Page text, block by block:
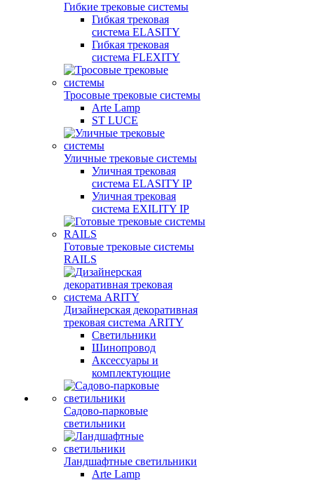
Гибкие трековые системы
Гибкая трековая
система ELASITY
Гибкая трековая
система FLEXITY
Тросовые трековые системы
Arte Lamp
ST LUCE
Уличные трековые системы
Уличная трековая
система ELASITY IP
Уличная трековая
система EXILITY IP
Готовые трековые системы
RAILS
Дизайнерская декоративная
трековая система ARITY
Светильники
Шинопровод
Аксессуары и
комплектующие
Садово-парковые
светильники
Ландшафтные светильники
Arte Lamp